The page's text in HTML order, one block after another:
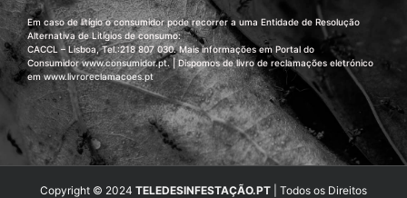
Em caso de litígio o consumidor pode recorrer a uma Entidade de Resolução
Alternativa de Litígios de consumo:
CACCL – Lisboa, Tel.:218 807 030. Mais informações em Portal do
Consumidorwww.consumidor.pt. | Dispomos de livro de reclamações eletrónico
emwww.livroreclamacoes.pt
Copyright © 2024 TELEDESINFESTAÇÃO.PT | Todos os Direitos